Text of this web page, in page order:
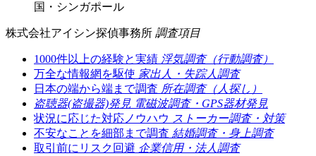
国・シンガポール
株式会社アイシン探偵事務所 調査項目
1000件以上の経験と実績 浮気調査（行動調査）
万全な情報網を駆使 家出人・失踪人調査
日本の端から端まで調査 所在調査（人探し）
盗聴器(盗撮器)発見 電磁波調査・GPS器材発見
状況に応じた対応ノウハウ ストーカー調査・対策
不安なことを細部まで調査 結婚調査・身上調査
取引前にリスク回避 企業信用・法人調査